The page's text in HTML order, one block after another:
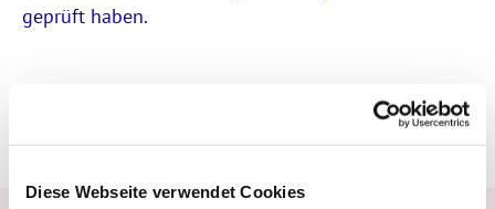
Diese Webseite verwendet Cookies
geprüft haben.